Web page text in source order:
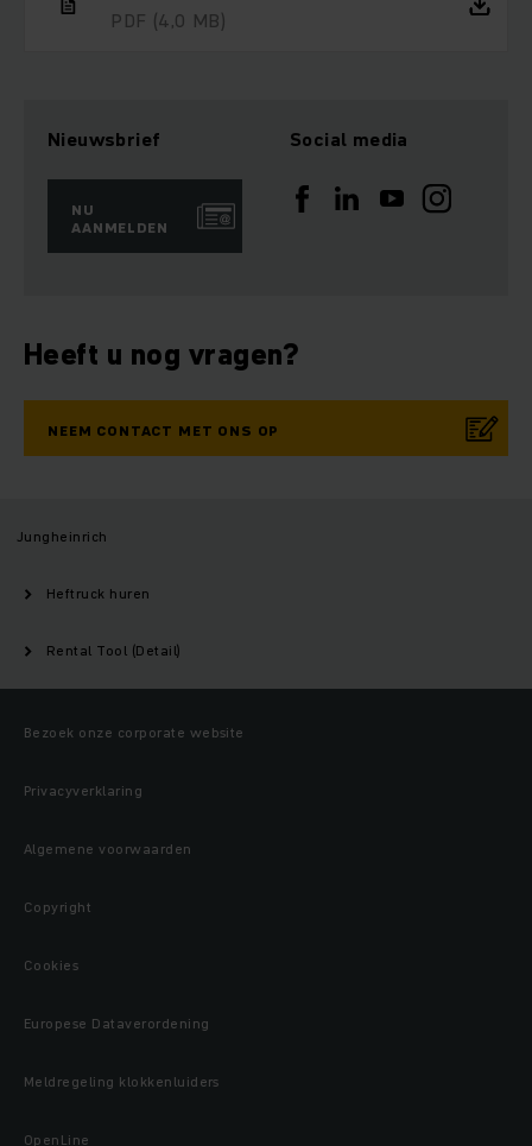
PDF (4,0 MB)
Nieuwsbrief
NU
AANMELDEN
Social media
Heeft u nog vragen?
NEEM CONTACT MET ONS OP
Jungheinrich
Heftruck huren
Rental Tool (Detail)
Bezoek onze corporate website
Privacyverklaring
Algemene voorwaarden
Copyright
Cookies
Europese Dataverordening
Meldregeling klokkenluiders
OpenLine